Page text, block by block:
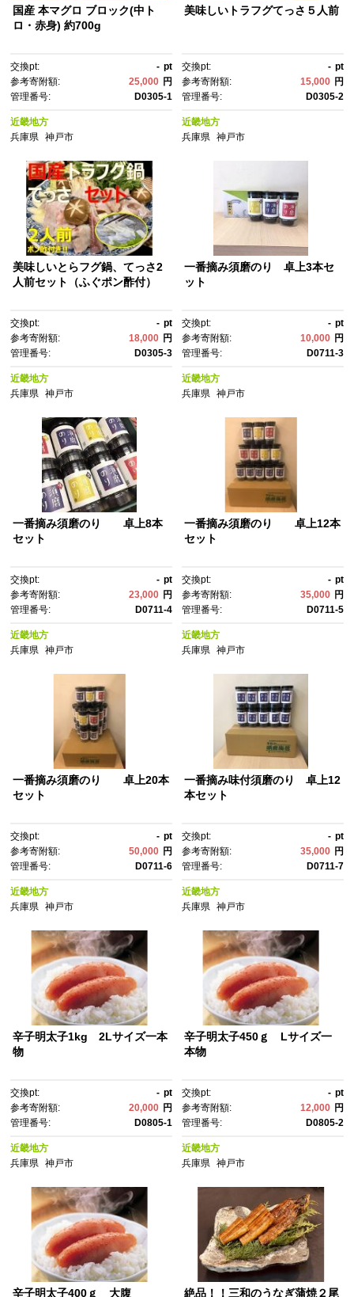
国産 本マグロ ブロック(中ト
ロ・赤身) 約700g
交換pt: - pt
参考寄附額:
25,000 円
管理番号:
D0305-1
近畿地方
兵庫県
神戸市
美味しいトラフグてっさ５人前
交換pt: - pt
参考寄附額:
15,000 円
管理番号:
D0305-2
近畿地方
兵庫県 神戸市
美味しいとらフグ鍋、てっさ2
人前セット（ふぐポン酢付）
交換pt: - pt
参考寄附額:
18,000 円
管理番号:
D0305-3
近畿地方
兵庫県
神戸市
一番摘み須磨のり 卓上3本セ
ット
交換pt: - pt
参考寄附額:
10,000 円
管理番号:
D0711-3
近畿地方
兵庫県 神戸市
一番摘み須磨のり 卓上8本
セット
交換pt: - pt
参考寄附額:
23,000 円
管理番号:
D0711-4
近畿地方
兵庫県
神戸市
一番摘み須磨のり 卓上12本
セット
交換pt: - pt
参考寄附額:
35,000 円
管理番号:
D0711-5
近畿地方
兵庫県 神戸市
一番摘み須磨のり 卓上20本
セット
交換pt: - pt
参考寄附額:
50,000 円
管理番号:
D0711-6
近畿地方
兵庫県
神戸市
一番摘み味付須磨のり 卓上12
本セット
交換pt: - pt
参考寄附額:
35,000 円
管理番号:
D0711-7
近畿地方
兵庫県 神戸市
辛子明太子1kg 2Lサイズ一本
物
交換pt: - pt
参考寄附額:
20,000 円
管理番号:
D0805-1
近畿地方
兵庫県
神戸市
辛子明太子450ｇ Lサイズ一
本物
交換pt: - pt
参考寄附額:
12,000 円
管理番号:
D0805-2
近畿地方
兵庫県 神戸市
辛子明太子400ｇ 大腹 絶品！！三和のうなぎ蒲焼２尾